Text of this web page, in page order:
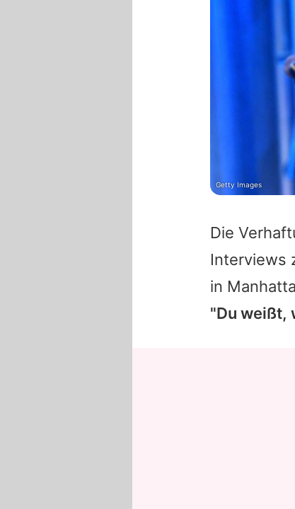
Die
Interviews
in
"Du weißt,
Getty Images